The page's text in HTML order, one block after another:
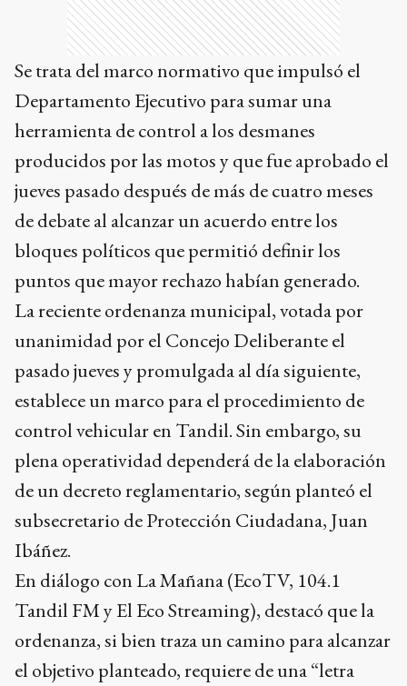
Se trata del marco normativo que impulsó el
Departamento Ejecutivo para sumar una
herramienta de control a los desmanes
producidos por las motos y que fue aprobado el
jueves pasado después de más de cuatro meses
de debate al alcanzar un acuerdo entre los
bloques políticos que permitió definir los
puntos que mayor rechazo habían generado.
La reciente ordenanza municipal, votada por
unanimidad por el Concejo Deliberante el
pasado jueves y promulgada al día siguiente,
establece un marco para el procedimiento de
control vehicular en Tandil. Sin embargo, su
plena operatividad dependerá de la elaboración
de un decreto reglamentario, según planteó el
subsecretario de Protección Ciudadana, Juan
Ibáñez.
En diálogo con La Mañana (EcoTV, 104.1
Tandil FM y El Eco Streaming), destacó que la
ordenanza, si bien traza un camino para alcanzar
el objetivo planteado, requiere de una “letra